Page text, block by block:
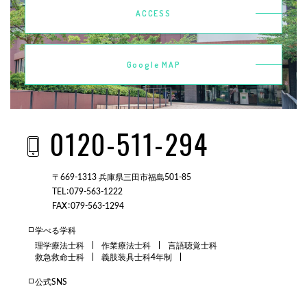
ACCESS
Google MAP
0120-511-294
〒669-1313 兵庫県三田市福島501-85
TEL：079-563-1222
FAX：079-563-1294
学べる学科
理学療法士科
作業療法士科
言語聴覚士科
救急救命士科
義肢装具士科4年制
公式SNS